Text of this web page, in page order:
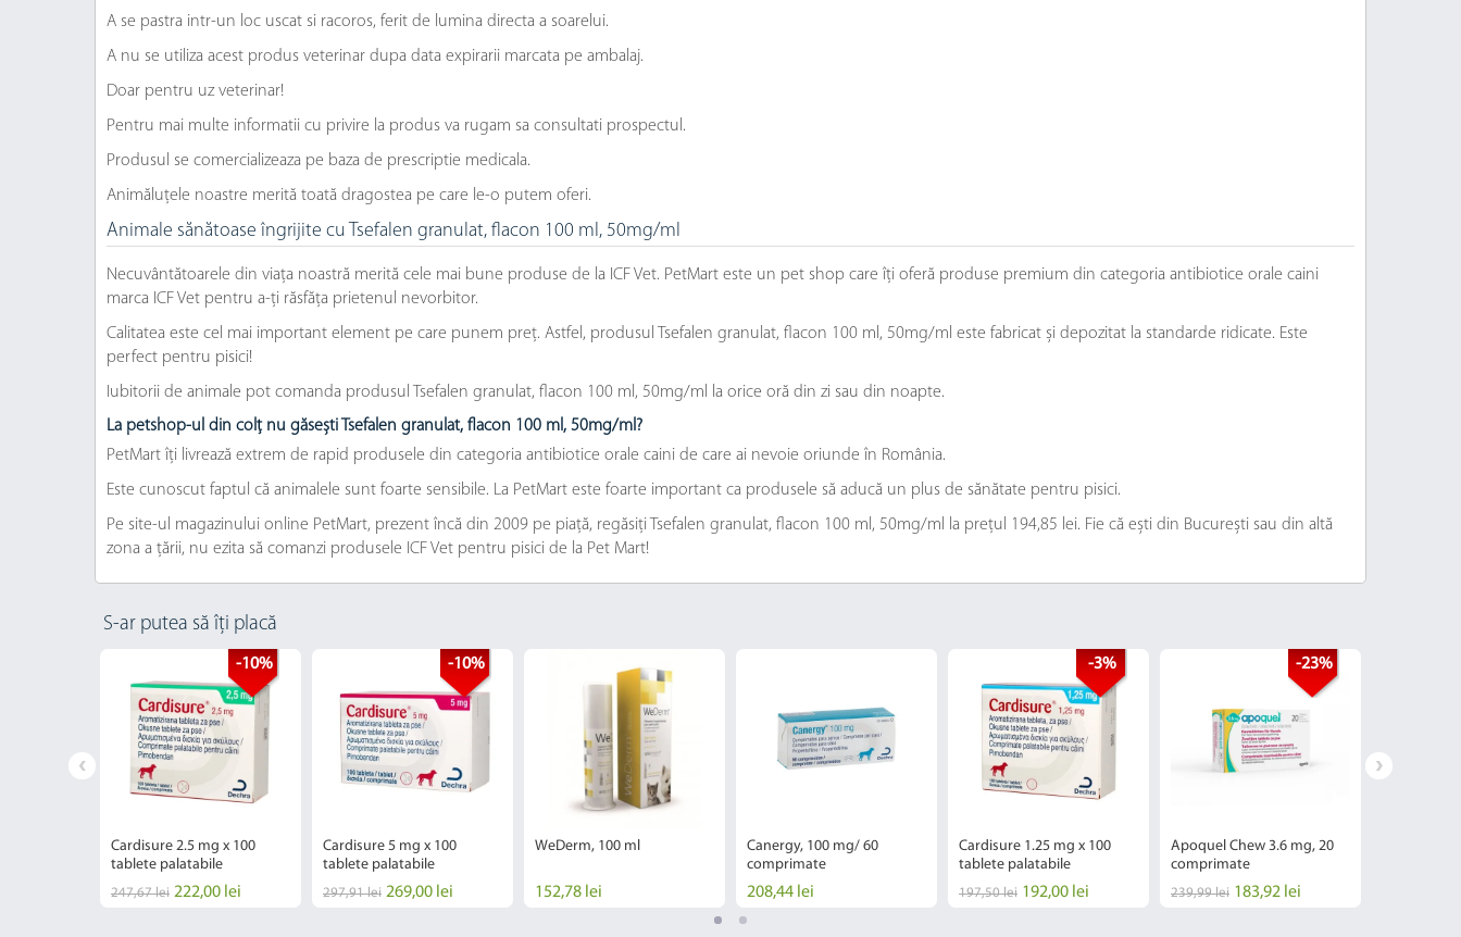
A se pastra intr-un loc uscat si racoros, ferit de lumina directa a soarelui.
A nu se utiliza acest produs veterinar dupa data expirarii marcata pe ambalaj.
Doar pentru uz veterinar!
Pentru mai multe informatii cu privire la produs va rugam sa consultati prospectul.
Produsul se comercializeaza pe baza de prescriptie medicala.
Animăluțele noastre merită toată dragostea pe care le-o putem oferi.
Animale sănătoase îngrijite cu Tsefalen granulat, flacon 100 ml, 50mg/ml
Necuvântătoarele din viața noastră merită cele mai bune produse de la ICF Vet. PetMart este un pet shop care îți oferă produse premium din categoria antibiotice orale caini
marca ICF Vet pentru a-ți răsfăța prietenul nevorbitor.
Calitatea este cel mai important element pe care punem preț. Astfel, produsul Tsefalen granulat, flacon 100 ml, 50mg/ml este fabricat și depozitat la standarde ridicate. Este
perfect pentru pisici!
Iubitorii de animale pot comanda produsul Tsefalen granulat, flacon 100 ml, 50mg/ml la orice oră din zi sau din noapte.
La petshop-ul din colț nu găsești Tsefalen granulat, flacon 100 ml, 50mg/ml?
PetMart îți livrează extrem de rapid produsele din categoria antibiotice orale caini de care ai nevoie oriunde în România.
Este cunoscut faptul că animalele sunt foarte sensibile. La PetMart este foarte important ca produsele să aducă un plus de sănătate pentru pisici.
Pe site-ul magazinului online PetMart, prezent încă din 2009 pe piață, regăsiți Tsefalen granulat, flacon 100 ml, 50mg/ml la prețul 194,85 lei. Fie că ești din București sau din altă
zona a țării, nu ezita să comanzi produsele ICF Vet pentru pisici de la Pet Mart!
S-ar putea să îți placă
-10%
Cardisure 2.5 mg x 100
tablete palatabile
247,67 lei 222,00 lei
-10%
Cardisure 5 mg x 100
tablete palatabile
297,91 lei 269,00 lei
WeDerm, 100 ml
152,78 lei
Canergy, 100 mg/ 60
comprimate
208,44 lei
-3%
Cardisure 1.25 mg x 100
tablete palatabile
197,50 lei 192,00 lei
-23%
Apoquel Chew 3.6 mg, 20
comprimate
239,99 lei 183,92 lei